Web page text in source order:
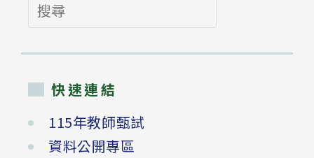
尋
快速連結
115年教師甄試
資料公開專區